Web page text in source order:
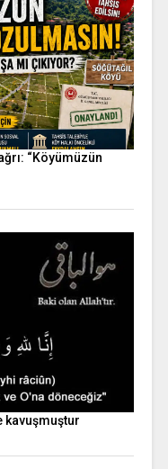
“Köyümüzün
kavuşmuştur